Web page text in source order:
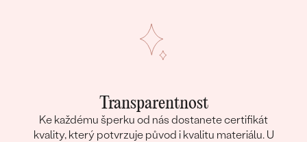
Transparentnost
Ke každému šperku od nás dostanete certifikát
kvality, který potvrzuje původ i kvalitu materiálu. U